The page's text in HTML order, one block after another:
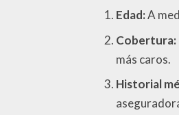
Edad:A
Cobertura:
más caros.
Historial